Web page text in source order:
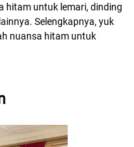
hitam untuk lemari, dinding
Selengkapnya, yuk
nuansa hitam untuk